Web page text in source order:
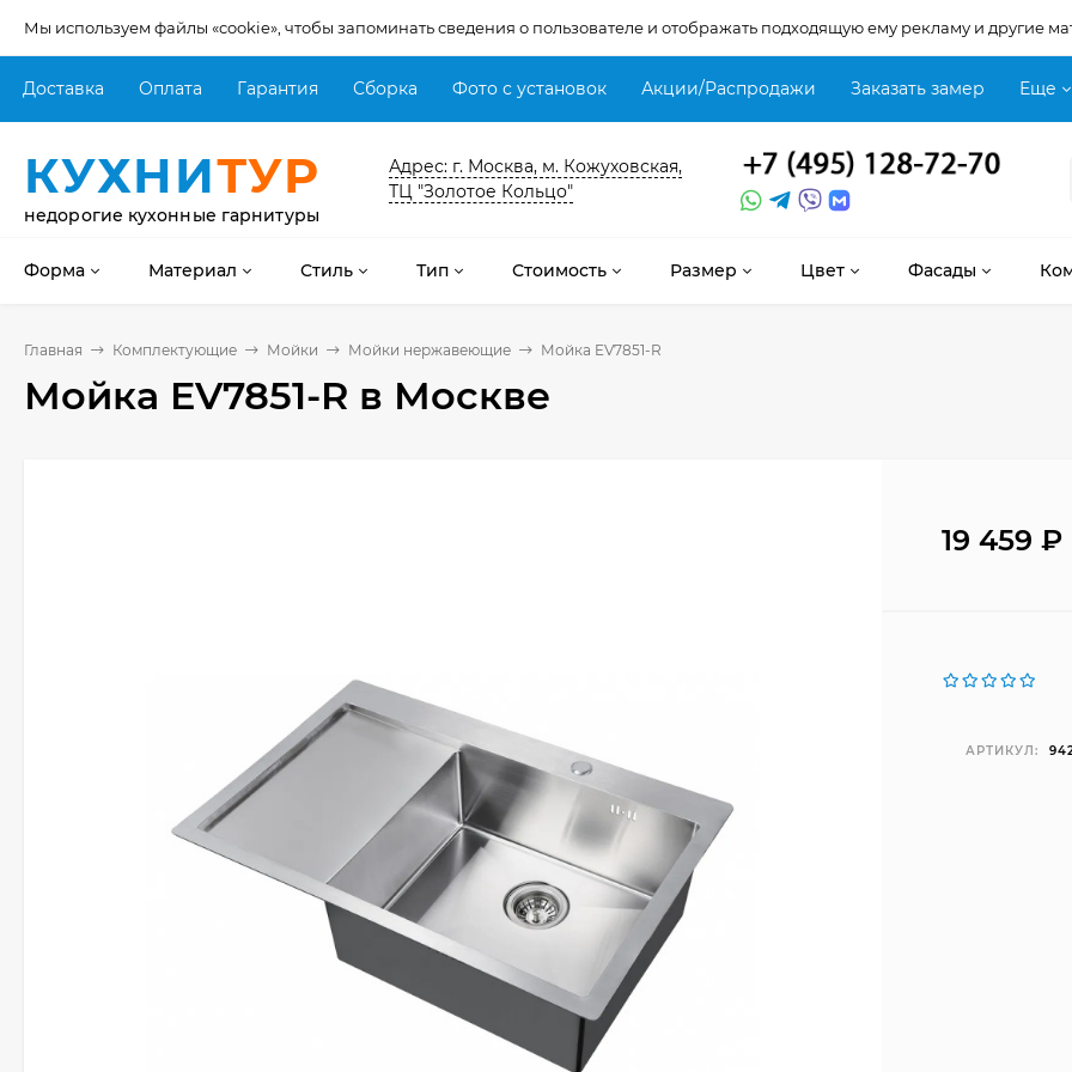
Мы используем файлы «cookie», чтобы запоминать сведения о пользователе и отображать подходящую ему рекламу и другие
Доставка Оплата Гарантия Сборка Фото с установок Акции/Распродажи Заказать замер Еще
КУХНИТУР
недорогие кухонные гарнитуры
Адрес: г. Москва, м. Кожуховская,
ТЦ "Золотое Кольцо"
Форма Материал Стиль Тип Стоимость Размер Цвет Фасады
Главная Комплектующие Мойки Мойки нержавеющие Мойка EV7851-R
Мойка EV7851-R в Москве
19 459₽
АРТИКУЛ: